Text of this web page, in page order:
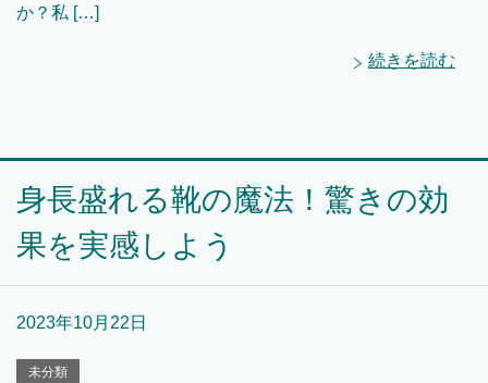
か？私 […]
続きを読む
身長盛れる靴の魔法！驚きの効
果を実感しよう
2023年10月22日
未分類